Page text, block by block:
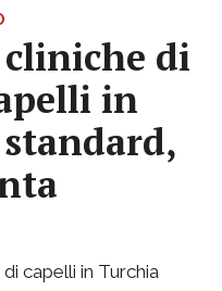
di
in
capelli in Turchia